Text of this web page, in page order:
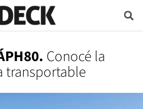
Conocé la
transportable